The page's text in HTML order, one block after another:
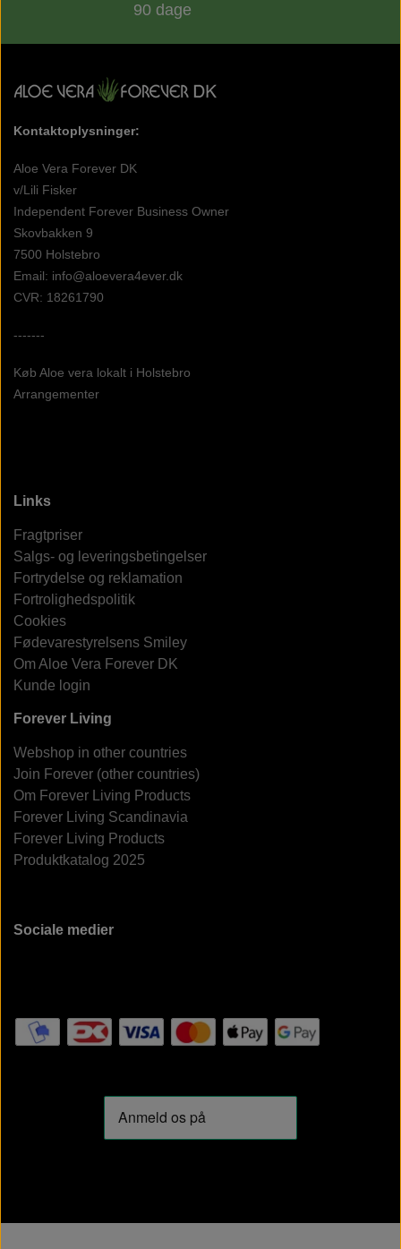
90 dage
Kontaktoplysninger:
Aloe Vera Forever DK
v/Lili Fisker
Independent Forever Business Owner
Skovbakken 9
7500 Holstebro
Email: info@aloevera4ever.dk
CVR: 18261790
-------
Køb Aloe vera lokalt i Holstebro
Arrangementer
Links
Fragtpriser
Salgs- og leveringsbetingelser
Fortrydelse og reklamation
Fortrolighedspolitik
Cookies
Fødevarestyrelsens Smiley
Om Aloe Vera Forever DK
Kunde login
Forever Living
Webshop in other countries
Join Forever (other countries)
Om Forever Living Products
Forever Living Scandinavia
Forever Living Products
Produktkatalog 2025
Sociale medier